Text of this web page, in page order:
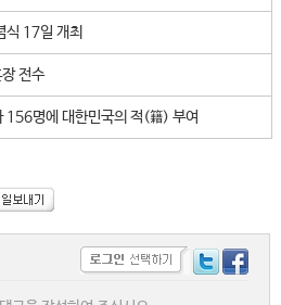
식 17일 개최
전수
156명에 대한민국의 적(籍) 부여